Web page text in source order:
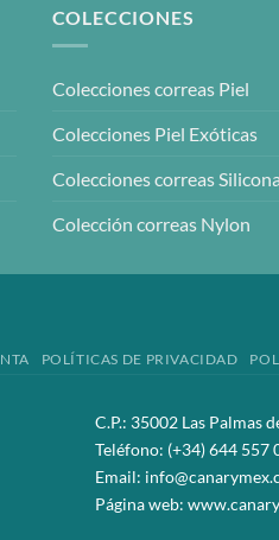
COLECCIONES
Colecciones correas Piel
Colecciones Piel Exóticas
Colecciones correas Silicona
Colección correas Nylon
POLÍTICAS DE PRIVACIDAD
C.P.: 35002 Las Palmas
Teléfono: (+34) 644 557
Email:
Página web: